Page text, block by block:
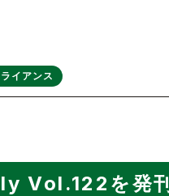
イアンス
Vol.122を発刊